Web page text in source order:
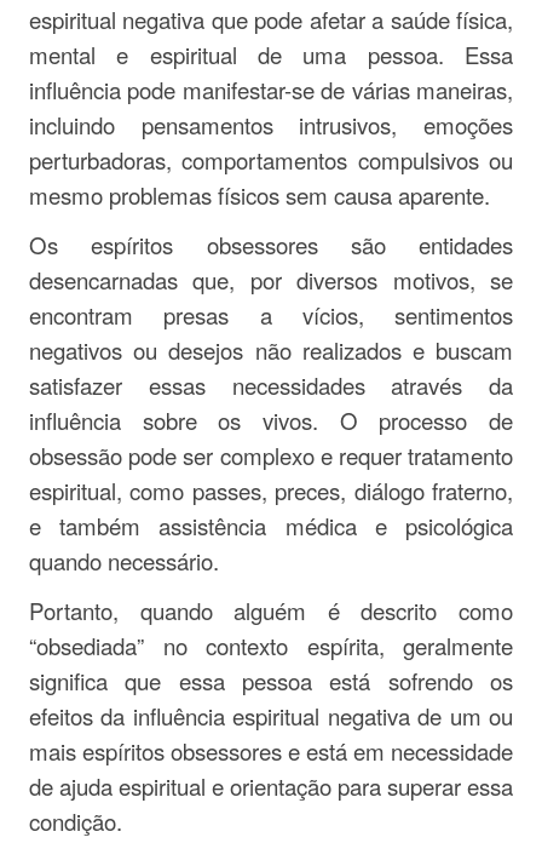
espiritual negativa que pode afetar a saúde física,
mental e espiritual de uma pessoa. Essa
influência pode manifestar-se de várias maneiras,
incluindo pensamentos intrusivos, emoções
perturbadoras, comportamentos compulsivos ou
mesmo problemas físicos sem causa aparente.
Os espíritos obsessores são entidades
desencarnadas que, por diversos motivos, se
encontram presas a vícios, sentimentos
negativos ou desejos não realizados e buscam
satisfazer essas necessidades através da
influência sobre os vivos. O processo de
obsessão pode ser complexo e requer tratamento
espiritual, como passes, preces, diálogo fraterno,
e também assistência médica e psicológica
quando necessário.
Portanto, quando alguém é descrito como
“obsediada” no contexto espírita, geralmente
significa que essa pessoa está sofrendo os
efeitos da influência espiritual negativa de um ou
mais espíritos obsessores e está em necessidade
de ajuda espiritual e orientação para superar essa
condição.